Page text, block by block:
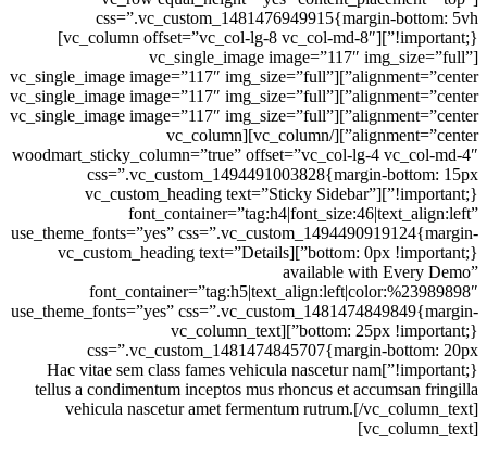
css=”.vc_custom_1481476949915{margin-bottom: 5vh
!important;}”][vc_column offset=”vc_col-lg-8 vc_col-md-8″]
[vc_single_image image=”117″ img_size=”full”
alignment=”center”][vc_single_image image=”117″ img_size=”full”
alignment=”center”][vc_single_image image=”117″ img_size=”full”
alignment=”center”][vc_single_image image=”117″ img_size=”full”
alignment=”center”][/vc_column][vc_column
woodmart_sticky_column=”true” offset=”vc_col-lg-4 vc_col-md-4″
css=”.vc_custom_1494491003828{margin-bottom: 15px
!important;}”][vc_custom_heading text=”Sticky Sidebar”
font_container=”tag:h4|font_size:46|text_align:left”
use_theme_fonts=”yes” css=”.vc_custom_1494490919124{margin-
bottom: 0px !important;}”][vc_custom_heading text=”Details
available with Every Demo”
font_container=”tag:h5|text_align:left|color:%23989898″
use_theme_fonts=”yes” css=”.vc_custom_1481474849849{margin-
bottom: 25px !important;}”][vc_column_text
css=”.vc_custom_1481474845707{margin-bottom: 20px
!important;}”]Hac vitae sem class fames vehicula nascetur nam
tellus a condimentum inceptos mus rhoncus et accumsan fringilla
vehicula nascetur amet fermentum rutrum.[/vc_column_text]
[vc_column_text]